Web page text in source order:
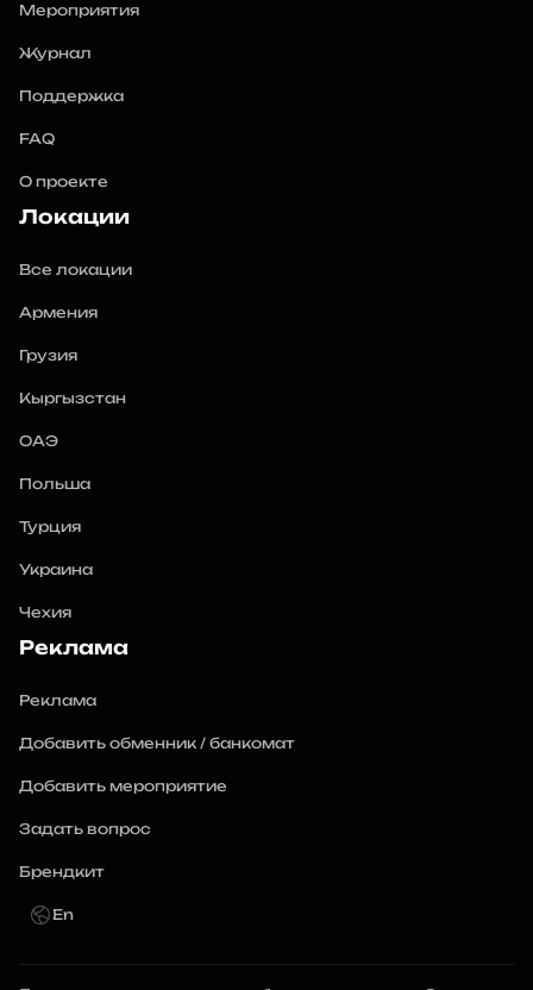
Мероприятия
Журнал
Поддержка
FAQ
О проекте
Локации
Все локации
Армения
Грузия
Кыргызстан
ОАЭ
Польша
Турция
Украина
Чехия
Реклама
Реклама
Добавить обменник / банкомат
Добавить мероприятие
Задать вопрос
Брендкит
En